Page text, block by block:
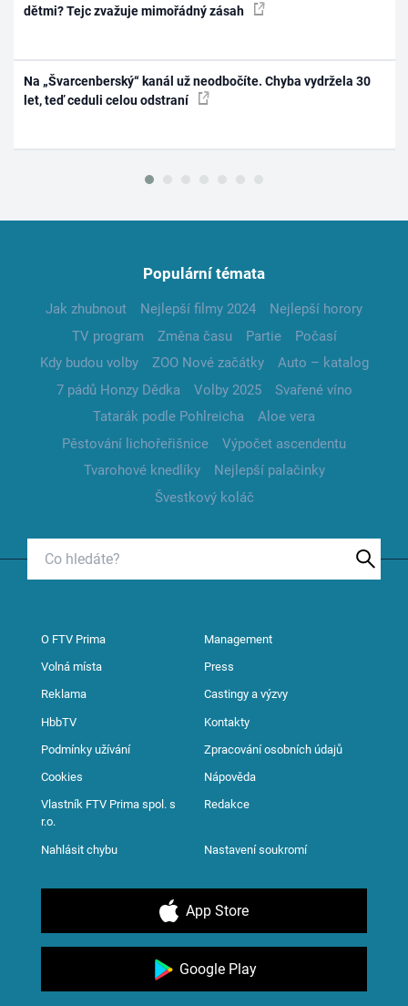
dětmi? Tejc zvažuje mimořádný zásah
Na „Švarcenberský“ kanál už neodbočíte. Chyba vydržela 30
let, teď ceduli celou odstraní
Populární témata
Jak zhubnout Nejlepší filmy 2024
Nejlepší horory
TV program
Změna času Partie
Počasí
Kdy budou volby
ZOO Nové začátky
Auto – katalog
7 pádů Honzy Dědka
Volby 2025
Svařené víno
Tatarák podle Pohlreicha
Aloe vera
Pěstování lichořeřišnice
Výpočet ascendentu
Tvarohové knedlíky
Nejlepší palačinky
Švestkový koláč
O FTV Prima Management
Volná místa Press
Reklama Castingy a výzvy
HbbTV Kontakty
Podmínky užívání Zpracování osobních údajů
Cookies Nápověda
Vlastník FTV Prima spol. s
r.o.
Redakce
Nahlásit chybu Nastavení soukromí
App Store
Google Play